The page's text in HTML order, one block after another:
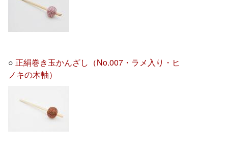
○ 正絹巻き玉かんざし（No.007・ラメ入り・ヒ
ノキの木軸）